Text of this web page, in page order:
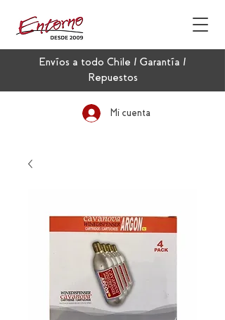
Envíos a todo Chile / Garantía /
Repuestos
Mi cuenta